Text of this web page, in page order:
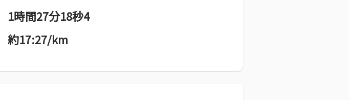
1時間27分18秒4
約17:27/km